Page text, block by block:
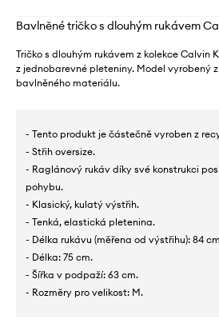
Bavlněné tričko s dlouhým rukávem
Tričko s dlouhým rukávem z kolekce Calvin
z jednobarevné pleteniny. Model vyrobený
bavlněného materiálu.
- Tento produkt je částečně vyroben z
- Střih oversize.
- Raglánový rukáv díky své konstrukci
pohybu.
- Klasický, kulatý výstřih.
- Tenká, elastická pletenina.
- Délka rukávu (měřena od výstřihu): 84
- Délka: 75 cm.
- Šířka v podpaží: 63 cm.
- Rozměry pro velikost: M.